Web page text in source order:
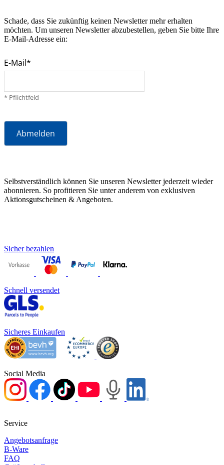
Schade, dass Sie zukünftig keinen Newsletter mehr erhalten
möchten. Um unseren Newsletter abzubestellen, geben Sie bitte Ihre
E-Mail-Adresse ein:
E-Mail
* Pflichtfeld
Abmelden
Selbstverständlich können Sie unseren Newsletter jederzeit wieder
abonnieren. So profitieren Sie unter anderem von exklusiven
Aktionsgutscheinen & Angeboten.
Sicher bezahlen
Schnell versendet
Sicheres Einkaufen
Social Media
Service
Angebotsanfrage
B-Ware
FAQ